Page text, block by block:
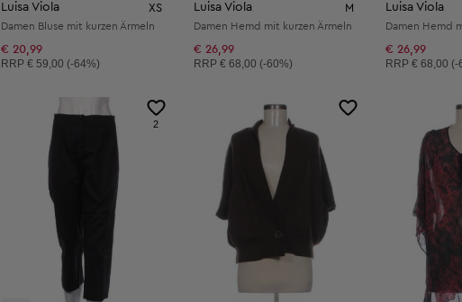
Luisa Viola XS
Damen Bluse mit kurzen Ärmeln
€ 20,99
Unverbindliche Preisempfehlung:
RRP€ 59,00 (-64%)
Luisa Viola M
Damen Hemd mit kurzen Ärmeln
€ 26,99
Unverbindliche Preisempfehlung:
RRP € 68,00 (-60%)
Luisa Viola
Damen Hemd
€ 26,99
Unverbindliche
RRP € 68,00 (-
2